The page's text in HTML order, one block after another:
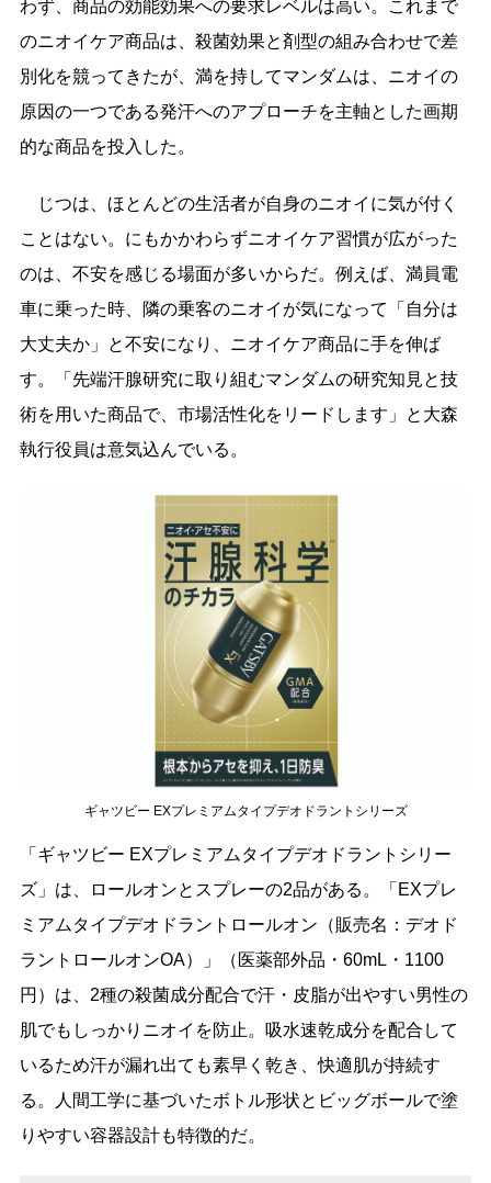
わず、商品の効能効果への要求レベルは高い。これまで
のニオイケア商品は、殺菌効果と剤型の組み合わせで差
別化を競ってきたが、満を持してマンダムは、ニオイの
原因の一つである発汗へのアプローチを主軸とした画期
的な商品を投入した。
じつは、ほとんどの生活者が自身のニオイに気が付く
ことはない。にもかかわらずニオイケア習慣が広がった
のは、不安を感じる場面が多いからだ。例えば、満員電
車に乗った時、隣の乗客のニオイが気になって「自分は
大丈夫か」と不安になり、ニオイケア商品に手を伸ば
す。「先端汗腺研究に取り組むマンダムの研究知見と技
術を用いた商品で、市場活性化をリードします」と大森
執行役員は意気込んでいる。
ギャツビー EXプレミアムタイプデオドラントシリーズ
「ギャツビー EXプレミアムタイプデオドラントシリー
ズ」は、ロールオンとスプレーの2品がある。「EXプレ
ミアムタイプデオドラントロールオン（販売名：デオド
ラントロールオンOA）」（医薬部外品・60mL・1100
円）は、2種の殺菌成分配合で汗・皮脂が出やすい男性の
肌でもしっかりニオイを防止。吸水速乾成分を配合して
いるため汗が漏れ出ても素早く乾き、快適肌が持続す
る。人間工学に基づいたボトル形状とビッグボールで塗
りやすい容器設計も特徴的だ。